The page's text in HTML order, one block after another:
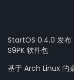
StartOS 0.4.0 发布
S9PK 软件包
基于 Arch Linux 的